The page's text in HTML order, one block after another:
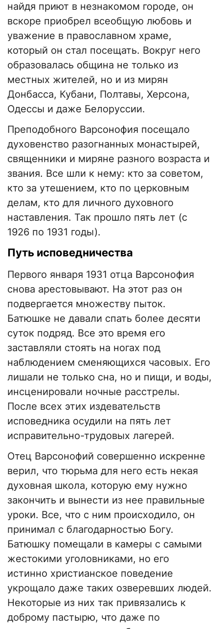
найдя приют в незнакомом городе, он
вскоре приобрел всеобщую любовь и
уважение в православном храме,
который он стал посещать. Вокруг него
образовалась община не только из
местных жителей, но и из мирян
Донбасса, Кубани, Полтавы, Херсона,
Одессы и даже Белоруссии.
Преподобного Варсонофия посещало
духовенство разогнанных монастырей,
священники и миряне разного возраста и
звания. Все шли к нему: кто за советом,
кто за утешением, кто по церковным
делам, кто для личного духовного
наставления. Так прошло пять лет (с
1926 по 1931 годы).
Путь исповедничества
Первого января 1931 отца Варсонофия
снова арестовывают. На этот раз он
подвергается множеству пыток.
Батюшке не давали спать более десяти
суток подряд. Все это время его
заставляли стоять на ногах под
наблюдением сменяющихся часовых. Его
лишали не только сна, но и пищи, и воды,
инсценировали ночные расстрелы.
После всех этих издевательств
исповедника осудили на пять лет
исправительно-трудовых лагерей.
Отец Варсонофий совершенно искренне
верил, что тюрьма для него есть некая
духовная школа, которую ему нужно
закончить и вынести из нее правильные
уроки. Все, что с ним происходило, он
принимал с благодарностью Богу.
Батюшку помещали в камеры с самыми
жестокими уголовниками, но его
истинно христианское поведение
укрощало даже таких озверевших людей.
Некоторые из них так привязались к
доброму пастырю, что даже по